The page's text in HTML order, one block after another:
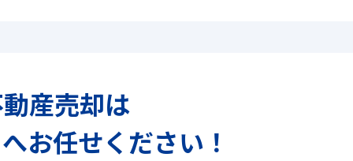
産売却は
お任せください！